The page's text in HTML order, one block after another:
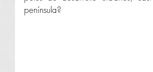
península?